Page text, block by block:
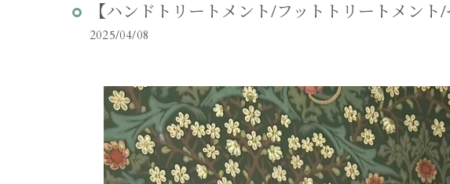
【ハンドトリートメント/フットトリートメント
2025/04/08